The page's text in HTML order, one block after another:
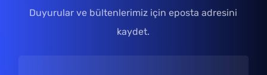
Duyurular ve bültenlerimiz için eposta adresini
kaydet.